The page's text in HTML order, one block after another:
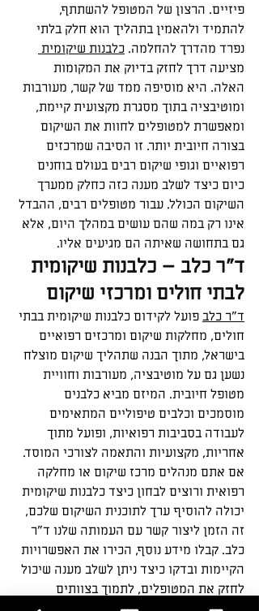
פיזיים. הרצון של המטופל להשתתף,
להתמיד ולהאמין בתהליך הוא חלק בלתי
נפרד מהדרך להחלמה. כלבנות שיקומית
מציעה דרך לחזק בדיוק את המקומות
האלה. היא מוסיפה ממד של קשר, מעורבות
ומוטיבציה בתוך מסגרת מקצועית קיימת,
ומאפשרת למטופלים לחוות את השיקום
בצורה חיובית יותר. זו הסיבה שמרכזים
רפואיים וגופי שיקום רבים בעולם בוחנים
כיום כיצד לשלב מענה כזה כחלק ממערך
השיקום הכולל. עבור מטופלים רבים, ההבדל
אינו רק במה שהם עושים במהלך היום, אלא
גם בתחושה שאיתה הם מגיעים אליו.
ד”ר כלב – כלבנות שיקומית
לבתי חולים ומרכזי שיקום
ד”ר כלב פועל לקידום כלבנות שיקומית בבתי
חולים, מחלקות שיקום ומרכזים רפואיים
בישראל, מתוך הבנה שתהליך שיקום מוצלח
נשען גם על מוטיבציה, מעורבות וחוויית
מטופל חיובית. המיזם מביא כלבנים
מוסמכים וכלבים טיפוליים המתאימים
לעבודה בסביבות רפואיות, ופועל מתוך
אחריות, מקצועיות והתאמה לצורכי המוסד.
אם אתם מנהלים מרכז שיקום או מחלקה
רפואית ורוצים לבחון כיצד כלבנות שיקומית
יכולה להוסיף ערך לתוכנית השיקום שלכם,
זה הזמן ליצור קשר עם העמותה שלנו ד”ר
כלב. קבלו מידע נוסף, הכירו את האפשרויות
הקיימות ובדקו כיצד ניתן לשלב מענה שיכול
לחזק את המטופלים, לתמוך בצוותים